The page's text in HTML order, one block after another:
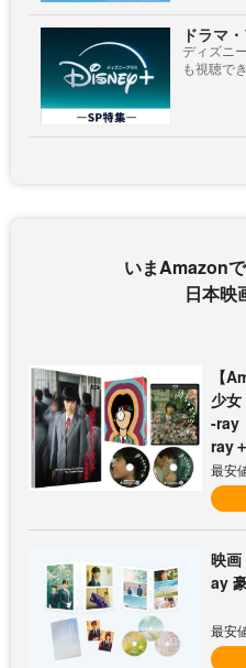
ドラマ
ディズニ
も視聴で
いまAmazon
日本映
【
少
-ray
ray
ルシ
最安
映
ay
最安